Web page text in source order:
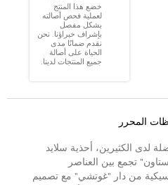
خضع هذا المنتج
لعملية فحص أصالته
بشكل مفصل
بإشراف خبراؤنا. نحن
نقدم ضمانًا مدى
الحياة على أصالة
جميع المنتجات لدينا.
المحرر
لدى الكثيرين، أحذية سلايد
تجمع بين العناصر
من دار "غوتشي" مع تصميم